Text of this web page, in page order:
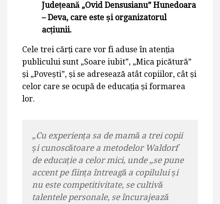
Județeană „Ovid Densusianu” Hunedoara
– Deva, care este și organizatorul
acțiunii.
Cele trei cărți care vor fi aduse în atenția
publicului sunt „Soare iubit”, „Mica picătură”
și „Povești”, și se adresează atât copiilor, cât și
celor care se ocupă de educația și formarea
lor.
„Cu experiența sa de mamă a trei copii
și cunoscătoare a metodelor Waldorf
de educație a celor mici, unde „se pune
accent pe ființa întreagă a copilului și
nu este competitivitate, se cultivă
talentele personale, se încurajează